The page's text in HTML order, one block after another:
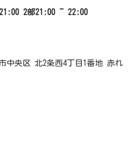
0 2部21:00 ~ 22:00
中央区 北2条西4丁目1番地 赤れ